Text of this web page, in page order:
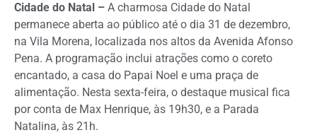
Cidade do Natal – A charmosa Cidade do Natal
permanece aberta ao público até o dia 31 de dezembro,
na Vila Morena, localizada nos altos da Avenida Afonso
Pena. A programação inclui atrações como o coreto
encantado, a casa do Papai Noel e uma praça de
alimentação. Nesta sexta-feira, o destaque musical fica
por conta de Max Henrique, às 19h30, e a Parada
Natalina, às 21h.